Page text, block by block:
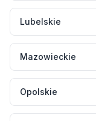
Lubelskie
Mazowieckie
Opolskie